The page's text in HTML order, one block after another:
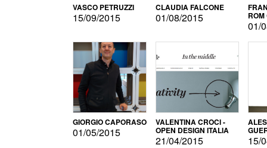
VASCO PETRUZZI
15/09/2015
CLAUDIA FALCONE
01/08/2015
01/
GIORGIO CAPORASO
01/05/2015
VALENTINA CROCI -
OPEN DESIGN ITALIA
21/04/2015 15/